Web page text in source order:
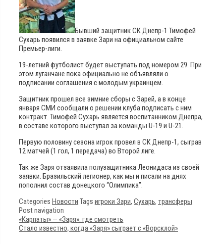
Бывший защитник СК Днепр-1 Тимофей
Сухарь появился в заявке Зари на официальном сайте
Премьер-лиги.
19-летний футболист будет выступать под номером 29. При
этом луганчане пока официально не объявляли о
подписании соглашения с молодым украинцем.
Защитник прошел все зимние сборы с Зарей, а в конце
января СМИ сообщали о решении клуба подписать с ним
контракт. Тимофей Сухарь является воспитанником Днепра,
в составе которого выступал за команды U-19 и U-21.
Первую половину сезона игрок провел в СК Днепр-1, сыграв
12 матчей (1 гол, 1 передача) во Второй лиге.
Так же Заря отзаявила полузащитника Леонидаса из своей
заявки. Бразильский легионер, как мы и писали на днях
пополнил состав донецкого “Олимпика”.
Categories Новости Tags игроки Зари, Сухарь, трансферы
Post navigation
«Карпаты» — «Заря»: где смотреть
Стало известно, когда «Заря» сыграет с «Ворсклой»